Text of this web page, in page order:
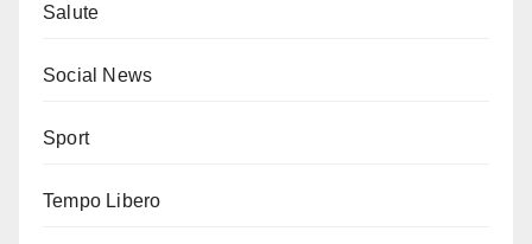
Salute
Social News
Sport
Tempo Libero